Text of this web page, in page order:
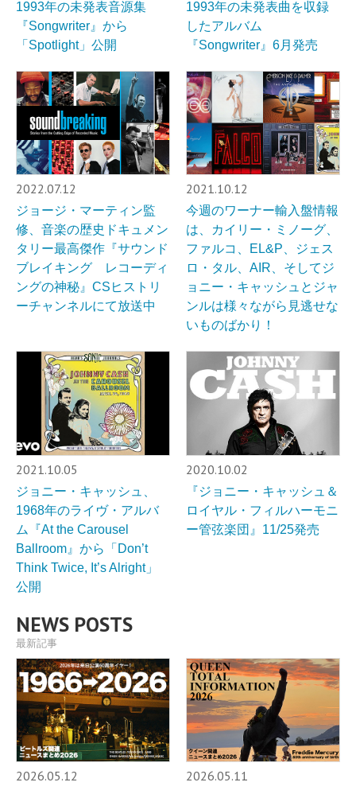
1993年の未発表音源集
『Songwriter』から
「Spotlight」公開
1993年の未発表曲を収録
したアルバム
『Songwriter』6月発売
2022.07.12
ジョージ・マーティン監
修、音楽の歴史ドキュメン
タリー最高傑作『サウンド
ブレイキング レコーディ
ングの神秘』CSヒストリ
ーチャンネルにて放送中
2021.10.12
今週のワーナー輸入盤情報
は、カイリー・ミノーグ、
ファルコ、EL&P、ジェス
ロ・タル、AIR、そしてジ
ョニー・キャッシュとジャ
ンルは様々ながら見逃せな
いものばかり！
2021.10.05
ジョニー・キャッシュ、
1968年のライヴ・アルバ
ム『At the Carousel
Ballroom』から「Don’t
Think Twice, It’s Alright」
公開
2020.10.02
『ジョニー・キャッシュ＆
ロイヤル・フィルハーモニ
ー管弦楽団』11/25発売
NEWS POSTS
最新記事
2026.05.12 2026.05.11